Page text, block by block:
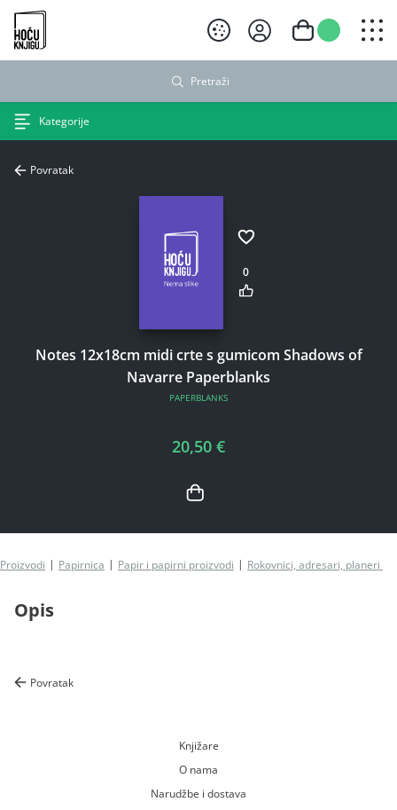
Hoću knjigu crni logo
Pretraži
Kategorije
Povratak
0
Notes 12x18cm midi crte s gumicom Shadows of
Navarre Paperblanks
PAPERBLANKS
20,50 €
Proizvodi Papirnica Papir i papirni proizvodi Rokovnici, adresari, planeri i
Opis
Povratak
Knjižare
O nama
Narudžbe i dostava